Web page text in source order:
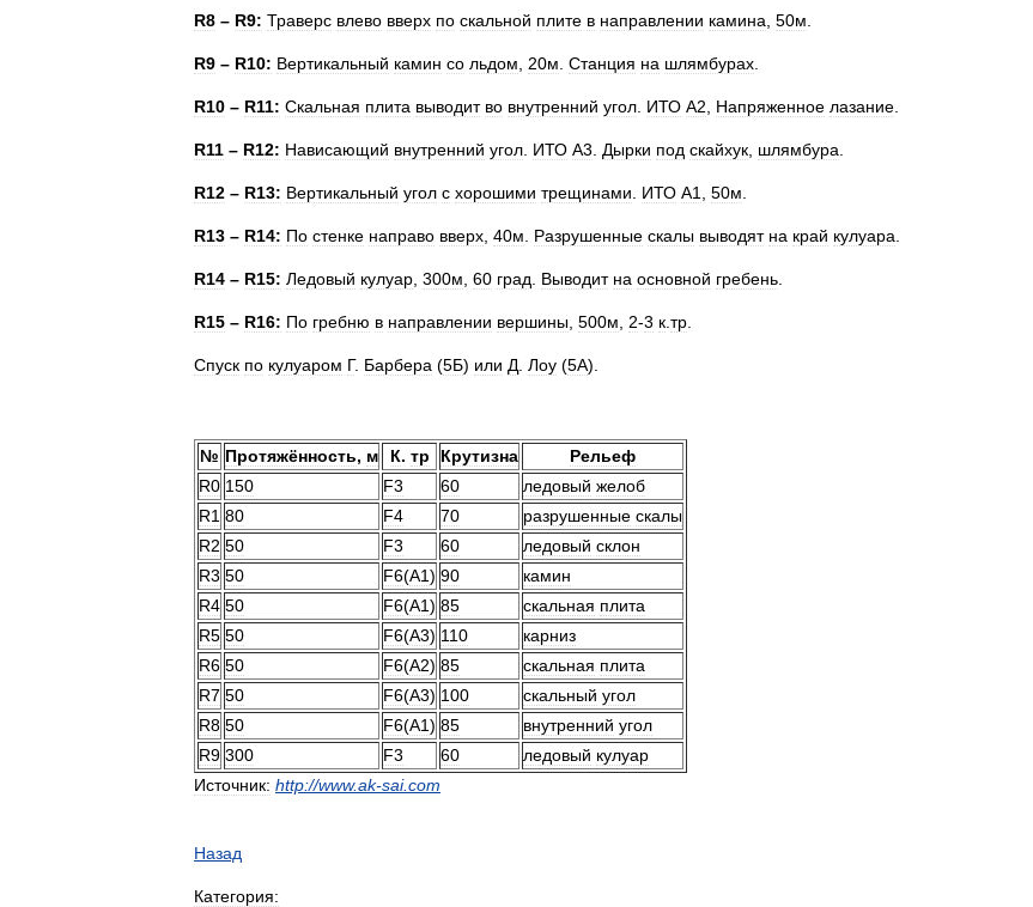
R8 – R9: Траверс влево вверх по скальной плите в направлении камина 50м
R9 – R10: Вертикальный камин со льдом 20м Станция на шлямбурах
R10 – R11: Скальная плита выводит во внутренний угол ИТО А2 Напряженное лазание
R11 – R12: Нависающий внутренний угол ИТО А3 Дырки под скайхук шлямбура
R12 – R13: Вертикальный угол с хорошими трещинами ИТО А1 50м
R13 – R14: По стенке направо вверх 40м Разрушенные скалы выводят на край кулуара
R14 – R15: Ледовый кулуар 300м 60 град Выводит на основной гребень
R15 – R16: По гребню в направлении вершины 500м 2-3 к тр
Спуск по кулуаром Г. Барбера (5Б) или Д Лоу (5А).
№ Протяжённость, м К. тр Крутизна
Рельеф
R0 150 F3 60 ледовый желоб
R1 80 F4 70 разрушенные скалы
R2 50 F3 60 ледовый склон
R3 50 F6(А1) 90
камин
R4 50 F6(А1) 85 скальная плита
R5 50 F6(А3) 110
карниз
R6 50 F6(А2) 85 скальная плита
R7 50 F6(А3) 100 скальный угол
R8 50 F6(A1) 85 внутренний угол
R9 300 F3 60 ледовый кулуар
Источник: http://www.ak-sai.com
Назад
Категория: